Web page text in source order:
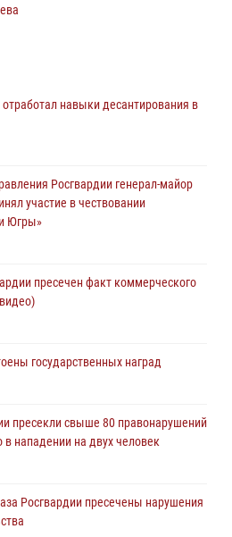
содействие ГИБДД в выявлении
охраны Росгвардии пресекли
выступил на Всероссийском
форуме «Территория смыслов»
итоги недели с 27 июля по 2
навыки десантирования в
Росгвардии генерал-майор
участие в чествовании
Югры»
пресечен факт коммерческого
государственных наград
пресекли свыше 80 правонарушений
нападении на двух человек
Росгвардии пресечены нарушения